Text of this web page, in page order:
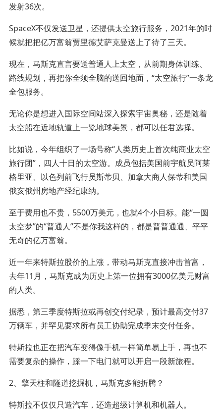
发射36次。
SpaceX不仅发送卫星，还提供太空旅行服务，2021年的时
候就把把亿万富翁贾里德艾萨克曼送上了待了三天。
现在，马斯克直言要送普通人上太空，从前期身体训练、
路线规划，再把你全须全脑的送回地面，“太空旅行”一条龙
全包服务。
无论你是想进入国际空间站深入探索宇宙奥秘，还是随着
太空船在近地轨道上一览地球美景，都可以任君选择。
比如说，今年组织了一场号称“人类历史上首次纯商业太空
旅行团”，四人十日的太空游。成员包括美国前宇航员阿莱
格里亚、以色列前飞行员斯蒂贝、加拿大商人保蒂和美国
俄亥俄州房地产经纪康纳。
至于费用也不贵，5500万美元，也就4个小目标。能“一圆
太空梦”的“普通人”不是你我这样的，都是普普通通、平平
无奇的亿万富翁。
近一年来特斯拉股价的上涨，带动马斯克直接冲击首富，
去年11月，马斯克成为历史上第一位拥有3000亿美元财富
的人类。
据悉，第三季度特斯拉或再创交付纪录，预计最高交付37
万辆车，并罕见要求所有员工协助完成季末交付任务。
特斯拉也正在把汽车变得像手机一样简单易上手，再也不
需要复杂的操作，踩一下电门就可以开启一段新旅程。
2、擎天柱和隧道挖掘机，马斯克多能折腾？
特斯拉不仅仅只造汽车，还造超级计算机和机器人。